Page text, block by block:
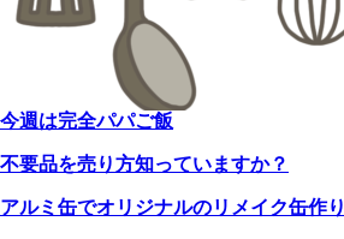
今週は完全パパご飯
不要品を売り方知っていますか？
アルミ缶でオリジナルのリメイク缶作り